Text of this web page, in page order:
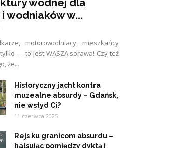
wodniaków w...
motorowodniacy, mieszkańcy
— to jest WASZA sprawa! Czy też
że...
Historyczny jacht kontra
muzealne absurdy – Gdańsk,
nie wstyd Ci?
11 czerwca 2025
Rejs ku granicom absurdu –
halsując pomiędzy dyktą i